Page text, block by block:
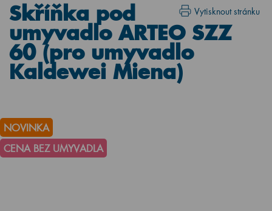
Vytisknout stránku
Skříňka pod
umyvadlo ARTEO SZZ
60 (pro umyvadlo
Kaldewei Miena)
NOVINKA
CENA BEZ UMYVADLA